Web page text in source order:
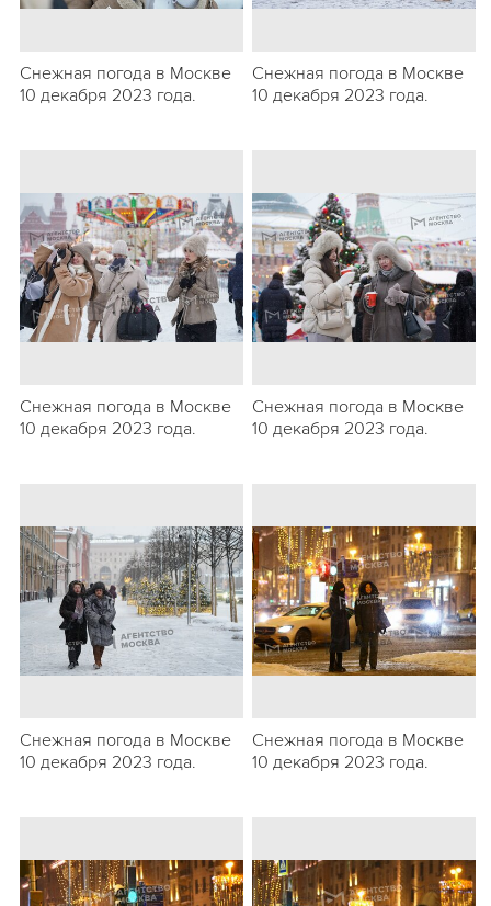
Снежная погода в Москве
10 декабря 2023 года.
Снежная погода в Москве
10 декабря 2023 года.
Снежная погода в Москве
10 декабря 2023 года.
Снежная погода в Москве
10 декабря 2023 года.
Снежная погода в Москве
10 декабря 2023 года.
Снежная погода в Москве
10 декабря 2023 года.